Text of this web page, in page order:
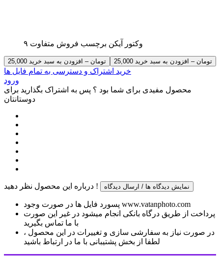
۹ وکتور آیکن برچسب فروش متفاوت
25,000 تومان – افزودن به سبد خرید
خرید اشتراک و دسترسی به تمام فایل ها
ورود
محصول مفیدی برای شما بود ؟ پس به اشتراک بگذارید برای
دوستانتان
درباره این محصول نظر دهید ! نمایش دیدگاه ها / ارسال دیدگاه
پسورد فایل ها در صورت وجود www.vatanphoto.com
پرداخت از طریق درگاه بانکی انجام میشود در غیر این صورت
با ما تماس بگیرید
در صورت نیاز به سفارشی سازی و تغییرات در این محصول ،
لطفا از بخش پشتیبانی با ما در ارتباط باشید